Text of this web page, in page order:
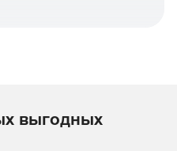
Простая
цепочки, связанные с
выгодных